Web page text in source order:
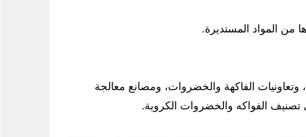
من المواد المستديرة.
وتعاونيات الفاكهة والخضروات، ومصانع معالجة
الفواكه والخضروات الكروية.